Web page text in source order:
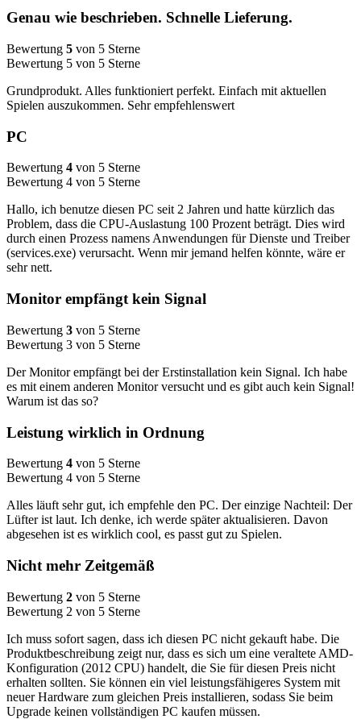
Genau wie beschrieben. Schnelle Lieferung.
Bewertung 5 von 5 Sterne
Bewertung 5 von 5 Sterne
Grundprodukt. Alles funktioniert perfekt. Einfach mit aktuellen
Spielen auszukommen. Sehr empfehlenswert
PC
Bewertung 4 von 5 Sterne
Bewertung 4 von 5 Sterne
Hallo, ich benutze diesen PC seit 2 Jahren und hatte kürzlich das
Problem, dass die CPU-Auslastung 100 Prozent beträgt. Dies wird
durch einen Prozess namens Anwendungen für Dienste und Treiber
(services.exe) verursacht. Wenn mir jemand helfen könnte, wäre er
sehr nett.
Monitor empfängt kein Signal
Bewertung 3 von 5 Sterne
Bewertung 3 von 5 Sterne
Der Monitor empfängt bei der Erstinstallation kein Signal. Ich habe
es mit einem anderen Monitor versucht und es gibt auch kein Signal!
Warum ist das so?
Leistung wirklich in Ordnung
Bewertung 4 von 5 Sterne
Bewertung 4 von 5 Sterne
Alles läuft sehr gut, ich empfehle den PC. Der einzige Nachteil: Der
Lüfter ist laut. Ich denke, ich werde später aktualisieren. Davon
abgesehen ist es wirklich cool, es passt gut zu Spielen.
Nicht mehr Zeitgemäß
Bewertung 2 von 5 Sterne
Bewertung 2 von 5 Sterne
Ich muss sofort sagen, dass ich diesen PC nicht gekauft habe. Die
Produktbeschreibung zeigt nur, dass es sich um eine veraltete AMD-
Konfiguration (2012 CPU) handelt, die Sie für diesen Preis nicht
erhalten sollten. Sie können ein viel leistungsfähigeres System mit
neuer Hardware zum gleichen Preis installieren, sodass Sie beim
Upgrade keinen vollständigen PC kaufen müssen.